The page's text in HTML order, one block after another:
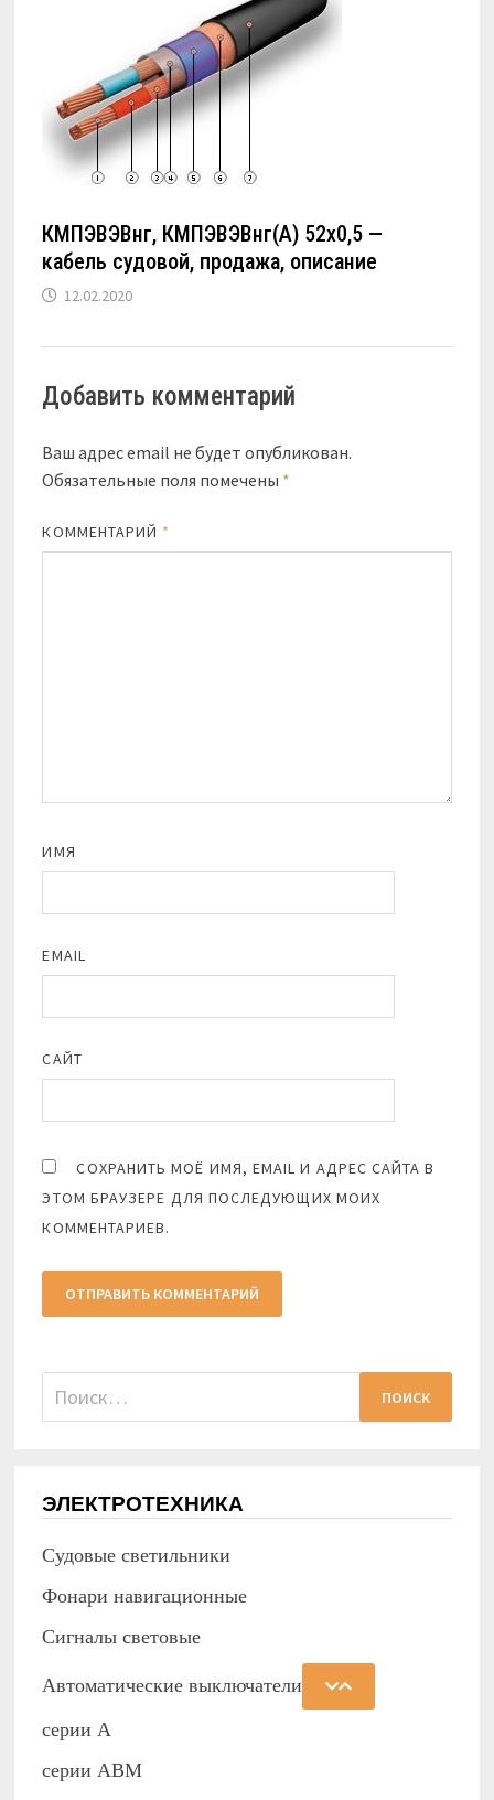
КМПЭВЭВнг, КМПЭВЭВнг(А) 52х0,5 —
кабель судовой, продажа, описание
12.02.2020
Добавить комментарий
Ваш адрес email не будет опубликован.
Обязательные поля помечены *
КОММЕНТАРИЙ *
ИМЯ
EMAIL
САЙТ
СОХРАНИТЬ МОЁ ИМЯ, EMAIL И АДРЕС САЙТА В
ЭТОМ БРАУЗЕРЕ ДЛЯ ПОСЛЕДУЮЩИХ МОИХ
КОММЕНТАРИЕВ.
Найти:
ЭЛЕКТРОТЕХНИКА
Судовые светильники
Фонари навигационные
Сигналы световые
Автоматические выключатели
серии А
серии АВМ